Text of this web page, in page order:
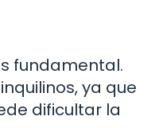
fundamental.
ya que
dificultar la